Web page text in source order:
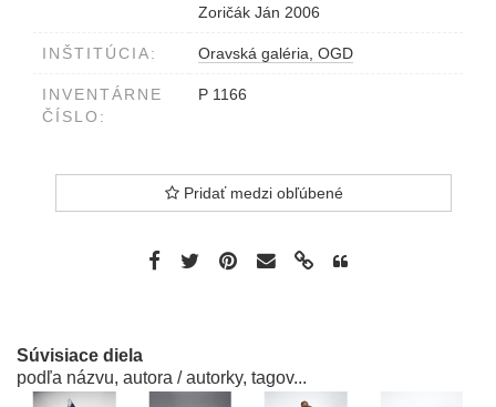
Zoričák Ján 2006
INŠTITÚCIA: Oravská galéria, OGD
INVENTÁRNE
ČÍSLO:
P 1166
Pridať medzi obľúbené
Súvisiace diela
podľa názvu, autora / autorky, tagov...